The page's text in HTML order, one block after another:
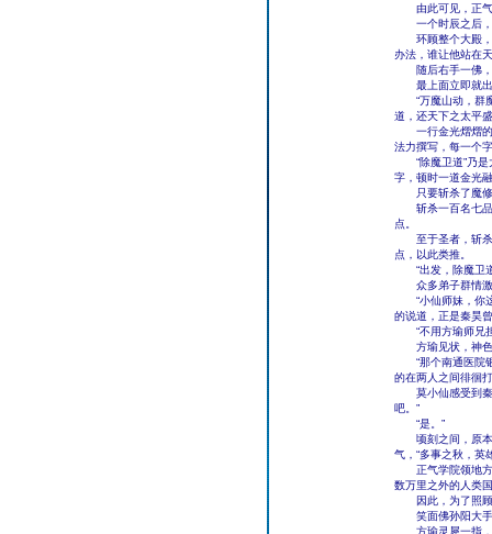
由此可见，正气
一个时辰之后，
环顾整个大殿，
办法，谁让他站在
随后右手一佛，
最上面立即就出
“万魔山动，群魔
道，还天下之太平
一行金光熠熠的
法力撰写，每一个
“除魔卫道”乃是
字，顿时一道金光
只要斩杀了魔修
斩杀一百名七品
点。
至于圣者，斩杀
点，以此类推。
“出发，除魔卫
众多弟子群情激
“小仙师妹，你这
的说道，正是秦昊
“不用方瑜师兄担
方瑜见状，神色
“那个南通医院银
的在两人之间徘徊
莫小仙感受到秦
吧。”
“是。”
顷刻之间，原本
气，“多事之秋，英
正气学院领地方
数万里之外的人类
因此，为了照顾
笑面佛孙阳大手
方瑜灵犀一指，